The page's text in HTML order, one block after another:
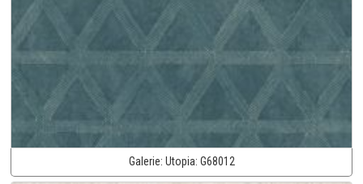
Galerie: Utopia: G68012